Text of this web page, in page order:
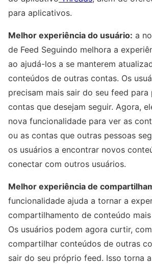
para aplicativos.
Melhor experiência do usuário: a
de Feed Seguindo melhora a
ao ajudá-los a se manterem
conteúdos de outras contas. Os
precisam mais sair do seu feed
contas que desejam seguir. Agora,
nova funcionalidade para ver as
ou as contas que outras pessoas
os usuários a encontrar novos
conectar com outros usuários.
Melhor experiência de
funcionalidade ajuda a tornar a
compartilhamento de conteúdo
Os usuários podem agora curtir,
compartilhar conteúdos de outras
sair do seu próprio feed. Isso torna